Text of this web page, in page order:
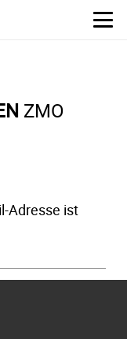
ZMO
Adresse ist